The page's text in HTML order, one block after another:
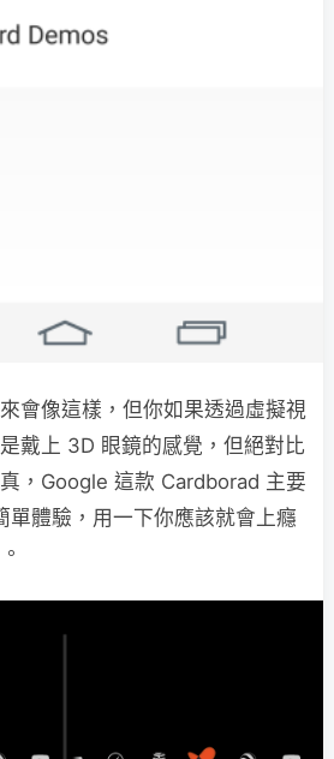
會像這樣，但你如果透過虛擬視
戴上 3D 眼鏡的感覺，但絕對比
，Google 這款 Cardborad 主要
單體驗，用一下你應該就會上癮